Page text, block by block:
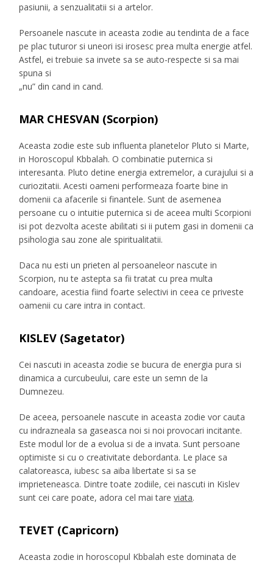
pasiunii, a senzualitatii si a artelor.
Persoanele nascute in aceasta zodie au tendinta de a face
pe plac tuturor si uneori isi irosesc prea multa energie atfel.
Astfel, ei trebuie sa invete sa se auto-respecte si sa mai
spuna si
„nu” din cand in cand.
MAR CHESVAN (Scorpion)
Aceasta zodie este sub influenta planetelor Pluto si Marte,
in Horoscopul Kbbalah. O combinatie puternica si
interesanta. Pluto detine energia extremelor, a curajului si a
curiozitatii. Acesti oameni performeaza foarte bine in
domenii ca afacerile si finantele. Sunt de asemenea
persoane cu o intuitie puternica si de aceea multi Scorpioni
isi pot dezvolta aceste abilitati si ii putem gasi in domenii ca
psihologia sau zone ale spiritualitatii.
Daca nu esti un prieten al persoaneleor nascute in
Scorpion, nu te astepta sa fii tratat cu prea multa
candoare, acestia fiind foarte selectivi in ceea ce priveste
oamenii cu care intra in contact.
KISLEV (Sagetator)
Cei nascuti in aceasta zodie se bucura de energia pura si
dinamica a curcubeului, care este un semn de la
Dumnezeu.
De aceea, persoanele nascute in aceasta zodie vor cauta
cu indrazneala sa gaseasca noi si noi provocari incitante.
Este modul lor de a evolua si de a invata. Sunt persoane
optimiste si cu o creativitate debordanta. Le place sa
calatoreasca, iubesc sa aiba libertate si sa se
imprieteneasca. Dintre toate zodiile, cei nascuti in Kislev
sunt cei care poate, adora cel mai tareviata.
TEVET (Capricorn)
Aceasta zodie in horoscopul Kbbalah este dominata de